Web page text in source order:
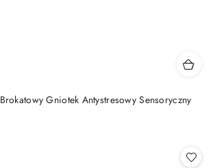
Gniotek Antystresowy Sensoryczny